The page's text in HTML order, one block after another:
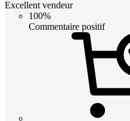
Excellent vendeur
100%
Commentaire positif